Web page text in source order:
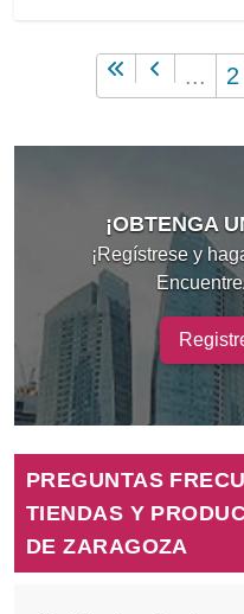
... 2
¡OBTENGA
¡Regístrese y
PREGUNTAS
TIENDAS Y
DE ZARAGOZA